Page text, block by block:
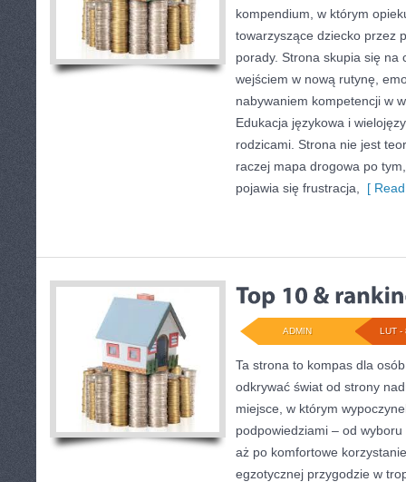
kompendium, w którym
towarzyszące dziecko przez
porady. Strona skupia się na
wejściem w nową rutynę,
nabywaniem kompetencji w
Edukacja językowa i
rodzicami. Strona nie jest
raczej mapa drogowa po
pojawia się frustracja,
[
LUT -
ADMIN
Ta strona to kompas dla
odkrywać świat od strony
miejsce, w którym
podpowiedziami – od
aż po komfortowe
egzotycznej przygodzie w